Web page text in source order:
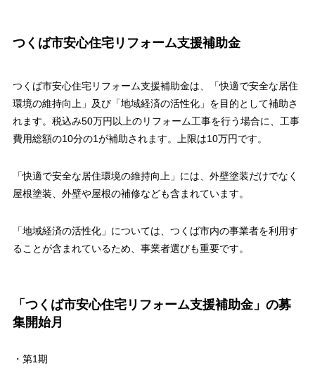
つくば市安心住宅リフォーム支援補助金
つくば市安心住宅リフォーム支援補助金は、「快適で安全な居住
環境の維持向上」及び「地域経済の活性化」を目的として補助さ
れます。税込み50万円以上のリフォーム工事を行う場合に、工事
費用総額の10分の1が補助されます。上限は10万円です。
「快適で安全な居住環境の維持向上」には、外壁塗装だけでなく
屋根塗装、外壁や屋根の補修なども含まれています。
「地域経済の活性化」については、つくば市内の事業者を利用す
ることが含まれているため、事業者選びも重要です。
「つくば市安心住宅リフォーム支援補助金」の募
集開始月
・第1期